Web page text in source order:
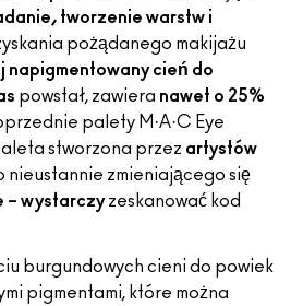
tworzenie warstw i
pożądanego makijażu
napigmentowany cień do
powstał, zawiera nawet o 25%
palety M·A·C Eye
stworzona przez artystów
nieustannie zmieniającego się
– wystarczyzeskanować kod
burgundowych cieni do powiek
pigmentami, które można